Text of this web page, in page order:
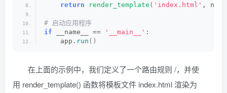
return
render_template ( 'index.html' ,
# 启动应用程序
if __name__ == '__main__' :
    app.
run ()
在上面的示例中，我们定义了一个路由规则 /，并使
用 render_template() 函数将模板文件 index.html 渲染为